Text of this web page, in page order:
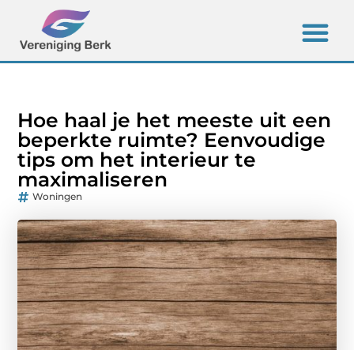
Hoe haal je het meeste uit een
beperkte ruimte? Eenvoudige
tips om het interieur te
maximaliseren
Woningen